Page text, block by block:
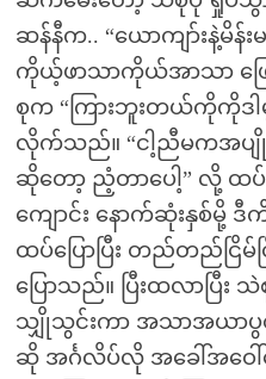
ဆန်နီက.. “ယောကျာ်းနဲ့မိ
ကိုယ့်ဖာသာကိုယ်အာသာ ဖြ
စုက “ကြားဘူးတယ်ကိုကိုဒ
လိုက်သည်။ “ငါ့ညီမကအပျို
ဆိုတော့ ညံ့တာပေါ့” လို့ ထ
ကျောင်း နောက်ဆုံးနှစ်မို့
ထပ်ပြောပြီး တည်တည်င
ပြောသည်။ ပြီးထလာပြီ
သျှိုသွင်းကာ အသာအယာပွ
ဆို အင်္ဂလိပ်လို အခေါ်အဝေါ်